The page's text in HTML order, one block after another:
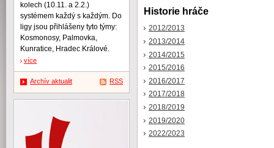
Historie hráče
2012/2013
2013/2014
2014/2015
2015/2016
2016/2017
2017/2018
2018/2019
2019/2020
2022/2023
kolech (10.11. a 2.2.)
systémem každý s každým. Do
ligy jsou přihlášeny tyto týmy:
Kosmonosy, Palmovka,
Kunratice, Hradec Králové.
více
Archív aktualit RSS